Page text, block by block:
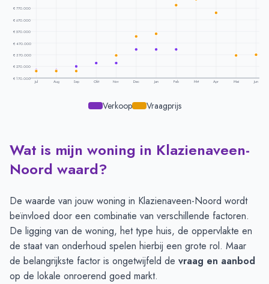
€ 770.000
€ 670.000
€ 570.000
€ 470.000
€ 370.000
€ 270.000
€ 170.000
Jul Aug Sep Okt Nov Dec Jan Feb Mrt Apr Mei Jun
Verkoop Vraagprijs
Prijsontwikkeling per maand -Klazienaveen Noord
Maand
Vraagprijs
Juli
€ 230.000
€ 238.651
September
€ 230.000
€ 269.325
Oktober
€ 300.000
November
€ 365.000
€ 300.000
December
€ 527.000
€ 415.067
Januari
€ 551.333
€ 415.067
Wat is mijn woning in Klazienaveen-
Noord waard?
De waarde van jouw woning in Klazienaveen-Noord wordt
beïnvloed door een combinatie van verschillende factoren.
De ligging van de woning, het type huis, de oppervlakte en
de staat van onderhoud spelen hierbij een grote rol. Maar
de belangrijkste factor is ongetwijfeld de vraag en aanbod
op de lokale onroerend goed markt.